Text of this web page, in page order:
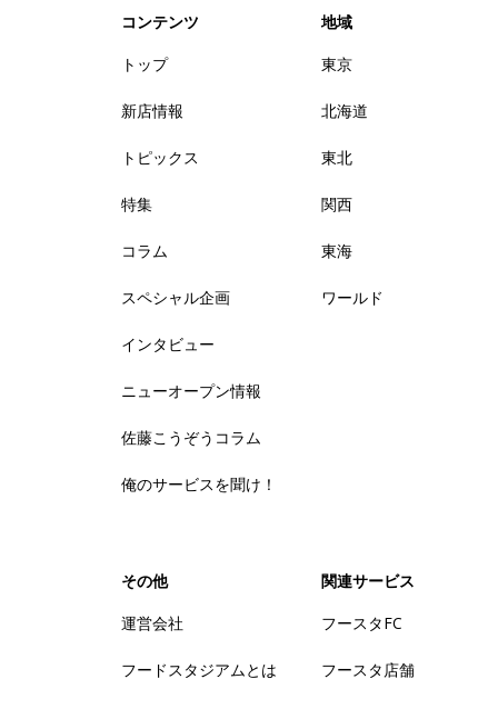
コンテンツ
トップ
新店情報
トピックス
特集
コラム
スペシャル企画
インタビュー
ニューオープン情報
佐藤こうぞうコラム
俺のサービスを聞け！
地域
東京
北海道
東北
関西
東海
ワールド
その他
運営会社
フードスタジアムとは
関連サービス
フースタFC
フースタ店舗